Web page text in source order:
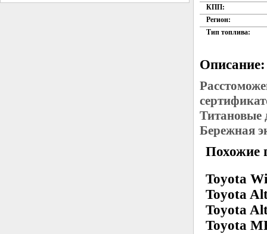
КПП:
Регион:
Тип топлива:
Описание:
Титановые
Бережная
Похожие
Toyota
Toyota
Toyota
Toyota